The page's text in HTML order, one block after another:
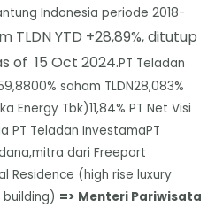
Indonesia periode 2018-
TLDN YTD +28,89%, ditutup
of 15 Oct 2024.PT Teladan
saham TLDN28,083%
Energy Tbk)11,84% PT Net Visi
PT Teladan InvestamaPT
dari Freeport
Residence (high rise luxury
=> Menteri Pariwisata